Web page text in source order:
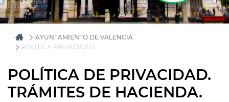
AYUNTAMIENTO DE VALENCIA
POLÍTICA PRIVACIDAD
POLÍTICA DE PRIVACIDAD.
TRÁMITES DE HACIENDA.